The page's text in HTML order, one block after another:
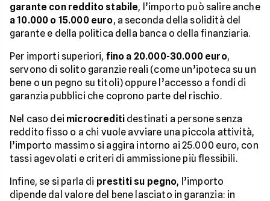
garante con reddito stabile, l’importo può salire anche
a 10.000 o 15.000 euro, a seconda della solidità del
garante e della politica della banca o della finanziaria.
Per importi superiori, fino a 20.000-30.000 euro,
servono di solito garanzie reali (come un’ipoteca su un
bene o un pegno su titoli) oppure l’accesso a fondi di
garanzia pubblici che coprono parte del rischio.
Nel caso dei microcrediti destinati a persone senza
reddito fisso o a chi vuole avviare una piccola attività,
l’importo massimo si aggira intorno ai 25.000 euro, con
tassi agevolati e criteri di ammissione più flessibili.
Infine, se si parla di prestiti su pegno, l’importo
dipende dal valore del bene lasciato in garanzia: in